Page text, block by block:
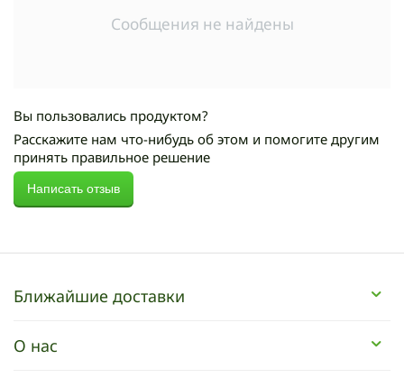
Сообщения не найдены
Вы пользовались продуктом?
Расскажите нам что-нибудь об этом и помогите другим
принять правильное решение
Написать отзыв
Ближайшие доставки
О нас